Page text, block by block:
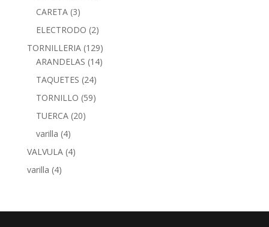
CARETA (3)
ELECTRODO (2)
TORNILLERIA (129)
ARANDELAS (14)
TAQUETES (24)
TORNILLO (59)
TUERCA (20)
varilla (4)
VALVULA (4)
varilla (4)